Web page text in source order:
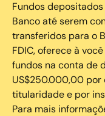
Fundos
Banco até serem
transferidos para o
FDIC, oferece à
fundos na conta de
US$250.000,00
titularidade e por
Para mais